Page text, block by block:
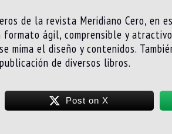
de la revista Meridiano Cero,
ágil, comprensible y
mima el diseño y contenidos.
de diversos libros.
Post on X